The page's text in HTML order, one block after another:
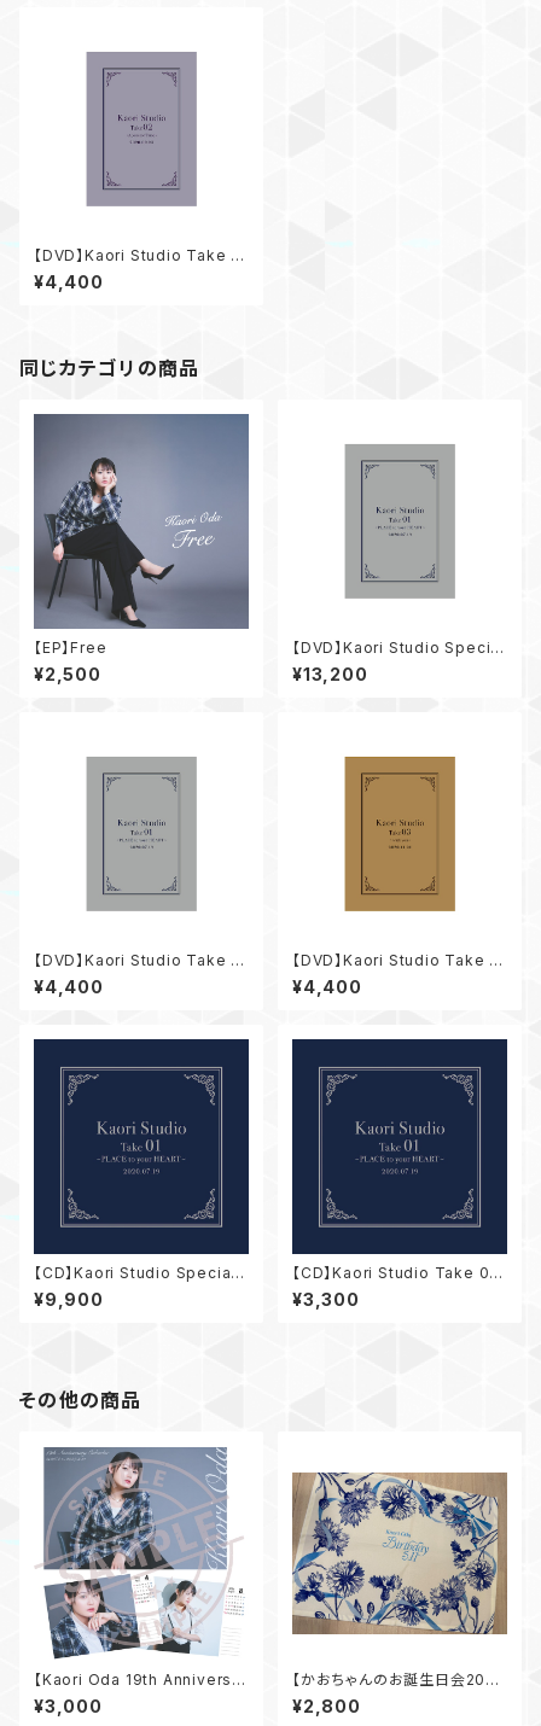
【DVD】Kaori Studio Take 0
2 ～Acoustic Time～
¥4,400
同じカテゴリの商品
【EP】Free
¥2,500
【DVD】Kaori Studio Special
Set
¥13,200
【DVD】Kaori Studio Take 01
～PLACE to your HEART～
¥4,400
【DVD】Kaori Studio Take 0
3 ～with you～
¥4,400
【CD】Kaori Studio Special
Set
¥9,900
【CD】Kaori Studio Take 01
～PLACE to your HEART～
¥3,300
その他の商品
【Kaori Oda 19th Anniversar
y Live】19th Anniversaryカ
レンダー
¥3,000
【かおちゃんのお誕生日会202
6】オリジナルランチョンマット
¥2,800